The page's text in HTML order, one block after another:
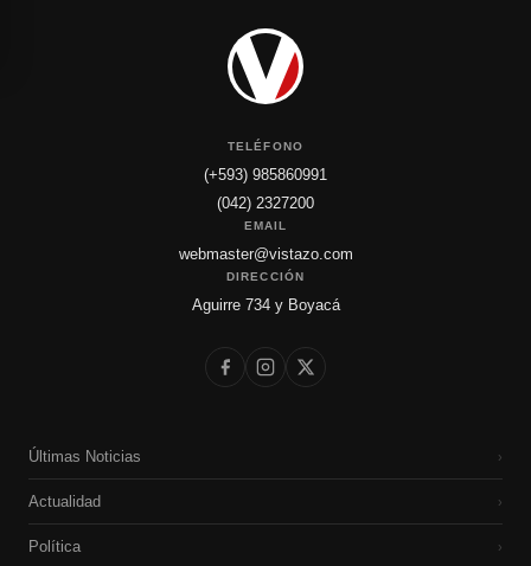
TELÉFONO
(+593) 985860991
(042) 2327200
EMAIL
webmaster@vistazo.com
DIRECCIÓN
Aguirre 734 y Boyacá
Últimas Noticias ›
Actualidad ›
Política ›